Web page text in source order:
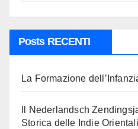
Posts RECENTI
La Formazione
Il Nederlandsch
Storica delle Indie